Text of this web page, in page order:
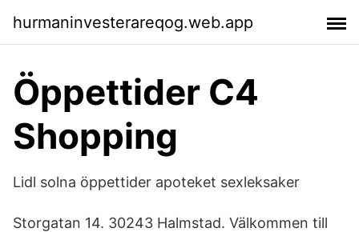
hurmaninvesterareqog.web.app
Öppettider C4
Shopping
Lidl solna öppettider apoteket sexleksaker
Storgatan 14. 30243 Halmstad. Välkommen till